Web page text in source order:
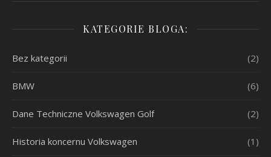
KATEGORIE BLOGA:
Bez kategorii (2)
BMW (6)
Dane Techniczne Volkswagen Golf (2)
Historia koncernu Volkswagen (1)